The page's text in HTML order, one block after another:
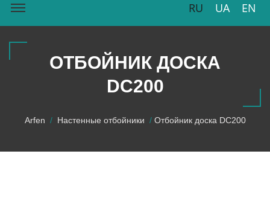
RU UA EN
ОТБОЙНИК ДОСКА
DC200
Arfen Настенные отбойники Отбойник доска DC200